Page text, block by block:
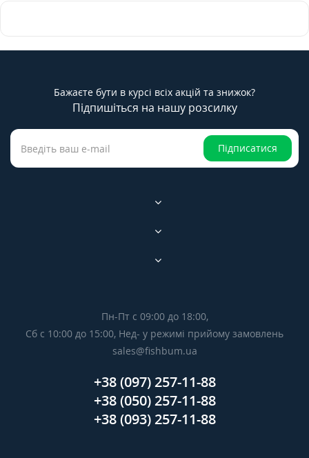
Бажаєте бути в курсі всіх акцій та знижок?
Підпишіться на нашу розсилку
Підписатися
Пн-Пт с 09:00 до 18:00,
Сб с 10:00 до 15:00, Нед- у режимі прийому замовлень
sales@fishbum.ua
+38 (097) 257-11-88
+38 (050) 257-11-88
+38 (093) 257-11-88